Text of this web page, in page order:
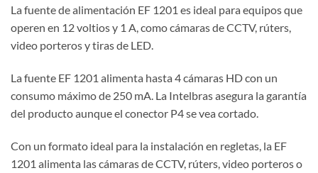
La fuente de alimentación EF 1201 es ideal para equipos que
operen en 12 voltios y 1 A, como cámaras de CCTV, rúters,
video porteros y tiras de LED.
La fuente EF 1201 alimenta hasta 4 cámaras HD con un
consumo máximo de 250 mA. La Intelbras asegura la garantía
del producto aunque el conector P4 se vea cortado.
Con un formato ideal para la instalación en regletas, la EF
1201 alimenta las cámaras de CCTV, rúters, video porteros o